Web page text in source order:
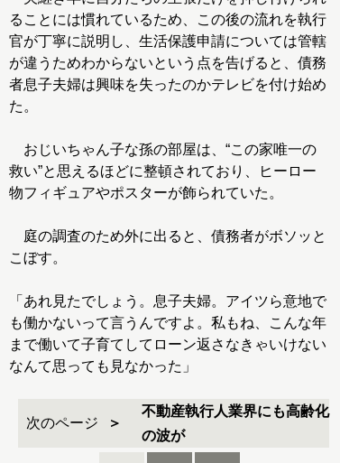
ることには慣れているため、この後の流れを執行
官が丁寧に説明し、生活保護申請については管轄
が違うためわからないという点を告げると、債務
者息子夫婦は興味を失ったのかテレビを付け始め
た。
おじいちゃん子な孫の部屋は、“この家唯一の
救い”と思えるほどに整頓されており、ヒーロー
物フィギュアやポスターが飾られていた。
庭の調査のため外に出ると、債務者がボソッと
こぼす。
「あれ見たでしょう。息子夫婦。アイツら意地で
も働かないって言うんですよ。私もね、こんな年
まで働いて子育てしてローン返さなきゃいけない
なんて思っても見なかった」
次のページ
不動産執行人業界にも高齢化
の波が